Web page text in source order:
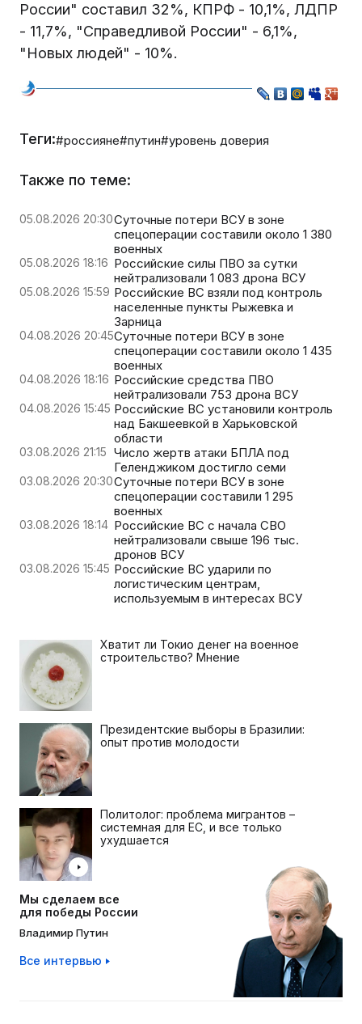
России" составил 32%, КПРФ - 10,1%, ЛДПР
- 11,7%, "Справедливой России" - 6,1%,
"Новых людей" - 10%.
Теги:#россияне#путин#уровень доверия
Также по теме:
05.08.2026 20:30Суточные потери ВСУ в зоне
спецоперации составили около 1 380
военных
05.08.2026 18:16 Российские силы ПВО за сутки
нейтрализовали 1 083 дрона ВСУ
05.08.2026 15:59 Российские ВС взяли под контроль
населенные пункты Рыжевка и
Зарница
04.08.2026 20:45Суточные потери ВСУ в зоне
спецоперации составили около 1 435
военных
04.08.2026 18:16 Российские средства ПВО
нейтрализовали 753 дрона ВСУ
04.08.2026 15:45 Российские ВС установили контроль
над Бакшеевкой в Харьковской
области
03.08.2026 21:15 Число жертв атаки БПЛА под
Геленджиком достигло семи
03.08.2026 20:30Суточные потери ВСУ в зоне
спецоперации составили 1 295
военных
03.08.2026 18:14 Российские ВС с начала СВО
нейтрализовали свыше 196 тыс.
дронов ВСУ
03.08.2026 15:45 Российские ВС ударили по
логистическим центрам,
используемым в интересах ВСУ
Хватит ли Токио денег на военное
строительство? Мнение
Президентские выборы в Бразилии:
опыт против молодости
Политолог: проблема мигрантов –
системная для ЕС, и все только
ухудшается
Мы сделаем все
для победы России
Владимир Путин
Все интервью